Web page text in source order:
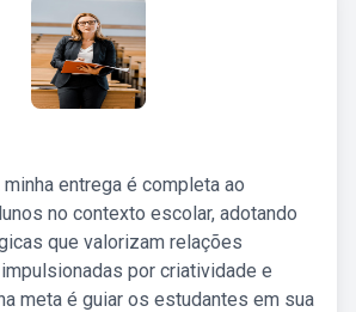
entrega é completa ao
no contexto escolar, adotando
que valorizam relações
por criatividade e
meta é guiar os estudantes em sua